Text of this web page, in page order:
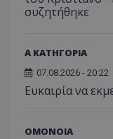
συζητήθηκε
Α ΚΑΤΗΓΟΡΙΑ
07.08.2026 - 20:22
Ευκαιρία να
ΟΜΟΝΟΙΑ